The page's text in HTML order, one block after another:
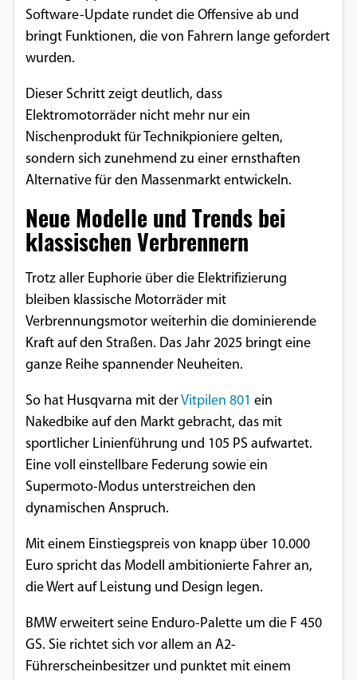
Software-Update rundet die Offensive ab und
bringt Funktionen, die von Fahrern lange gefordert
wurden.
Dieser Schritt zeigt deutlich, dass
Elektromotorräder nicht mehr nur ein
Nischenprodukt für Technikpioniere gelten,
sondern sich zunehmend zu einer ernsthaften
Alternative für den Massenmarkt entwickeln.
Neue Modelle und Trends bei
klassischen Verbrennern
Trotz aller Euphorie über die Elektrifizierung
bleiben klassische Motorräder mit
Verbrennungsmotor weiterhin die dominierende
Kraft auf den Straßen. Das Jahr 2025 bringt eine
ganze Reihe spannender Neuheiten.
So hat Husqvarna mit derVitpilen 801 ein
Nakedbike auf den Markt gebracht, das mit
sportlicher Linienführung und 105 PS aufwartet.
Eine voll einstellbare Federung sowie ein
Supermoto-Modus unterstreichen den
dynamischen Anspruch.
Mit einem Einstiegspreis von knapp über 10.000
Euro spricht das Modell ambitionierte Fahrer an,
die Wert auf Leistung und Design legen.
BMW erweitert seine Enduro-Palette um die F 450
GS. Sie richtet sich vor allem an A2-
Führerscheinbesitzer und punktet mit einem